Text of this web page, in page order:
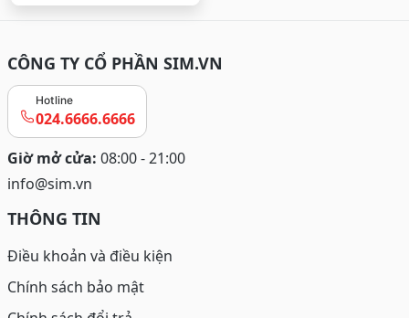
CÔNG TY CỔ PHẦN SIM.VN
Hotline
024.6666.6666
Giờ mở cửa: 08:00 - 21:00
info@sim.vn
THÔNG TIN
Điều khoản và điều kiện
Chính sách bảo mật